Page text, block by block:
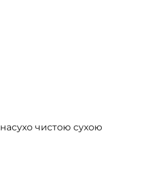
чистою сухою